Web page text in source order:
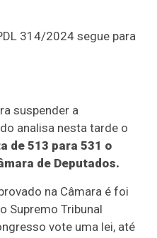
314/2024 segue para
suspender a
analisa nesta tarde o
de 513 para 531 o
de Deputados.
na Câmara é foi
Supremo Tribunal
vote uma lei, até